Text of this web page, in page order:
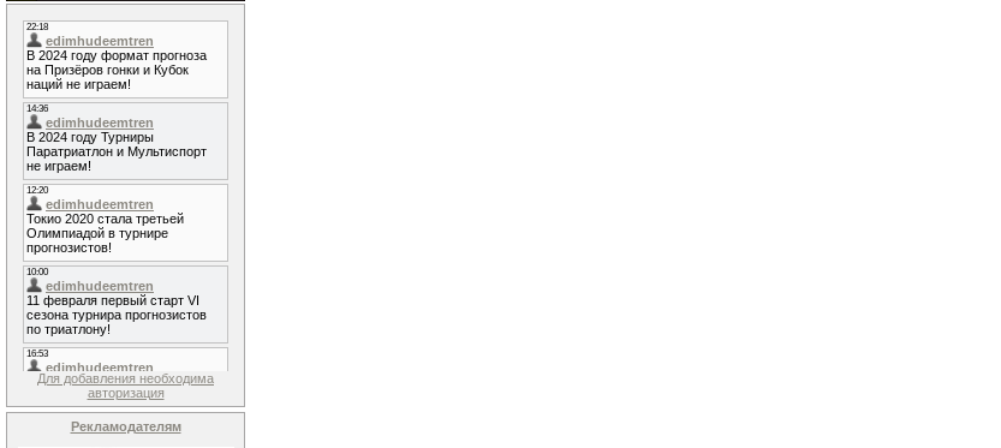
Для добавления необходима
авторизация
Рекламодателям